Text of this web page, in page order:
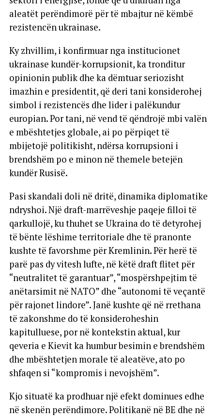
aleatët perëndimorë për të mbajtur në këmbë
rezistencën ukrainase.
Ky zhvillim, i konfirmuar nga institucionet
ukrainase kundër-korrupsionit, ka tronditur
opinionin publik dhe ka dëmtuar seriozisht
imazhin e presidentit, që deri tani konsiderohej
simbol i rezistencës dhe lider i palëkundur
europian. Por tani, në vend të qëndrojë mbi valën
e mbështetjes globale, ai po përpiqet të
mbijetojë politikisht, ndërsa korrupsioni i
brendshëm po e minon në themele betejën
kundër Rusisë.
Pasi skandali doli në dritë, dinamika diplomatike
ndryshoi. Një draft-marrëveshje paqeje filloi të
qarkullojë, ku thuhet se Ukraina do të detyrohej
të bënte lëshime territoriale dhe të pranonte
kushte të favorshme për Kremlinin. Për herë të
parë pas dy vitesh lufte, në këtë draft flitet për
“neutralitet të garantuar”, “mospërshpejtim të
anëtarsimit në NATO” dhe “autonomi të veçantë
për rajonet lindore”. Janë kushte që në rrethana
të zakonshme do të konsideroheshin
kapitulluese, por në kontekstin aktual, kur
qeveria e Kievit ka humbur besimin e brendshëm
dhe mbështetjen morale të aleatëve, ato po
shfaqen si “kompromis i nevojshëm”.
Kjo situatë ka prodhuar një efekt dominues edhe
në skenën perëndimore. Politikanë në BE dhe në